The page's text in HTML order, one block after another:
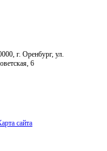
г. Оренбург, ул.
6
сайта